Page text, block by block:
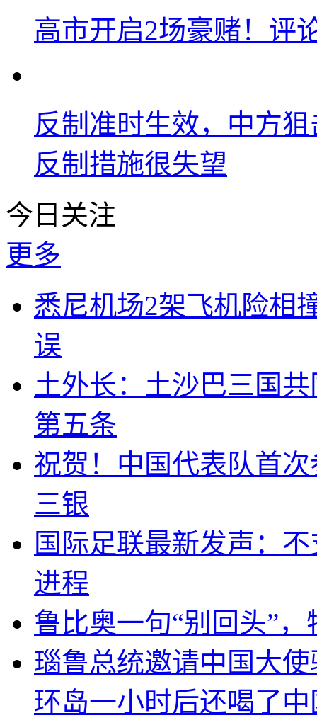
高市开启2场豪赌！评
反制准时生效，中方
反制措施很失望
今日关注
更多
悉尼机场2架飞机险相
误
土外长：土沙巴三国
第五条
祝贺！中国代表队首
三银
国际足联最新发声：
进程
鲁比奥一句“别回头”
瑙鲁总统邀请中国大
环岛一小时后还喝了